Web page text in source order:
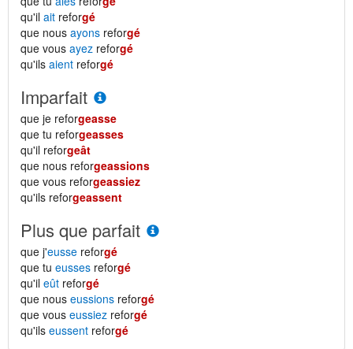
qu'il ait reforgé
que nous ayons reforgé
que vous ayez reforgé
qu'ils aient reforgé
Imparfait
que je reforgeasse
que tu reforgeasses
qu'il reforgeât
que nous reforgeassions
que vous reforgeassiez
qu'ils reforgeassent
Plus que parfait
que j'eusse reforgé
que tu eusses reforgé
qu'il eût reforgé
que nous eussions reforgé
que vous eussiez reforgé
qu'ils eussent reforgé